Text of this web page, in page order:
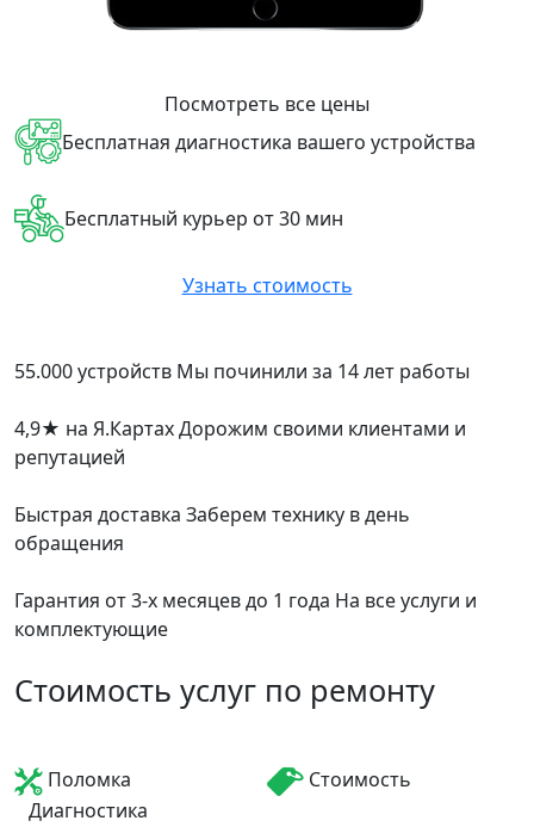
Посмотреть все цены
Бесплатная диагностика вашего устройства
Бесплатный курьер от 30 мин
Узнать стоимость
55.000 устройств Мы починили за 14 лет работы
4,9★ на Я.КартахДорожим своими клиентами и
репутацией
Быстрая доставка Заберем технику в день
обращения
Гарантия от 3-х месяцев до 1 года На все услуги и
комплектующие
Стоимость услуг по ремонту
Поломка
Стоимость
Диагностика